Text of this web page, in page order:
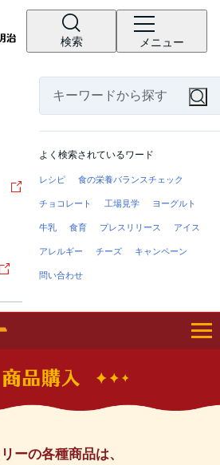
検索 メニュー
よく検索されているワード
レシピ 食の栄養バランスチェック
チョコレート 工場見学 ヨーグルト
牛乳 食育 プレスリリース アイス
アレルギー チーズ キャンペーン
問い合わせ
ーの各種商品は、